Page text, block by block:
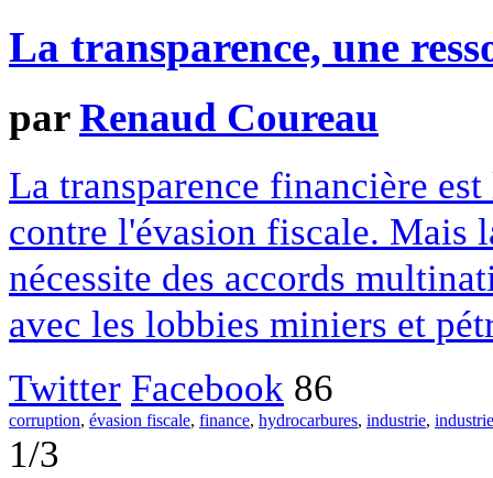
La transparence, une
parRenaud Coureau
La transparence financière
contre l'évasion fiscale. Mais
nécessite des accords
avec les lobbies miniers et
Twitter Facebook 86
corruption, évasion fiscale, finance, hydrocarbures, industrie,
1/3